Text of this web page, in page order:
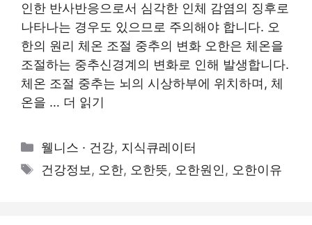
인한 반사반응으로서 심각한 인체 감염의 징후로
나타나는 경우도 있으므로 주의해야 합니다. 오
한의 원리 체온 조절 중추의 변화 오한은 체온을
조절하는 중추신경계의 변화로 인해 발생합니다.
체온 조절 중추는 뇌의 시상하부에 위치하며, 체
온을 … 더 읽기
카
테
웰니스 · 건강, 지식큐레이터
태
건강정보 , 오한, 오한뜻, 오한원인 , 오한이유